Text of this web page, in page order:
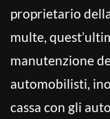
proprietario
multe,
manutenzione
automobilisti,
cassa con gli